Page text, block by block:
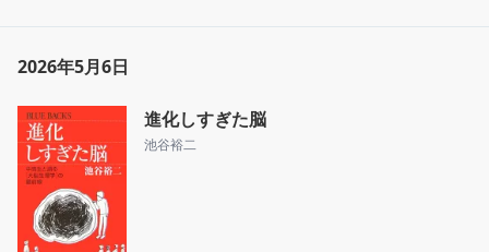
2026年5月6日
進化しすぎた脳
池谷裕二